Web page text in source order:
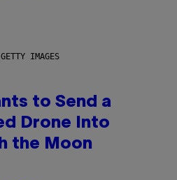
IMAGES
to Send a
Drone Into
the Moon